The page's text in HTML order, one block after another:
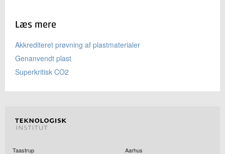
Læs mere
Akkrediteret prøvning af plastmaterialer
Genanvendt plast
Superkritisk CO2
Taastrup
Aarhus